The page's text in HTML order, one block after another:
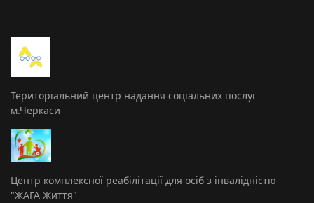
Територіальний центр надання соціальних послуг
м.Черкаси
Центр комплексної реабілітації для осіб з інвалідністю
"ЖАГА Життя"